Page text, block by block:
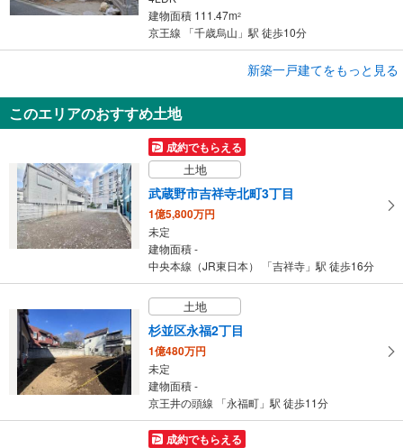
建物面積 111.47m2
京王線 「千歳烏山」駅 徒歩10分
三鷹市北野2丁目
7,390万円
2LDK
建物面積 89.42m
京王井の頭線 「久我山」駅 徒歩27分
新築一戸建てをもっと見る
このエリアのおすすめ土地
成約でもらえる
土地
武蔵野市吉祥寺北町3丁目
1億5,800万円
未定
建物面積 -
中央本線（JR東日本） 「吉祥寺」駅 徒歩16分
土地
杉並区永福2丁目
1億480万円
未定
建物面積 -
京王井の頭線 「永福町」駅 徒歩11分
成約でもらえる